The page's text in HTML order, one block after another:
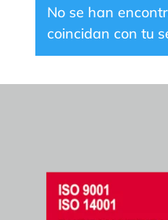
No se han
coincidan con tu